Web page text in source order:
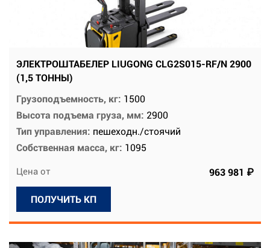
ЭЛЕКТРОШТАБЕЛЕР LIUGONG CLG2S015-RF/N 2900
(1,5 ТОННЫ)
Грузоподъемность, кг: 1500
Высота подъема груза, мм: 2900
Тип управления: пешеходн./стоячий
Собственная масса, кг: 1095
Цена от 963 981 ₽
ПОЛУЧИТЬ КП